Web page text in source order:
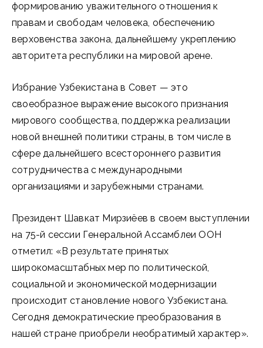
формированию уважительного отношения к
правам и свободам человека, обеспечению
верховенства закона, дальнейшему укреплению
авторитета республики на мировой арене.
Избрание Узбекистана в Совет — это
своеобразное выражение высокого признания
мирового сообщества, поддержка реализации
новой внешней политики страны, в том числе в
сфере дальнейшего всестороннего развития
сотрудничества с международными
организациями и зарубежными странами.
Президент Шавкат Мирзиёев в своем выступлении
на 75-й сессии Генеральной Ассамблеи ООН
отметил: «В результате принятых
широкомасштабных мер по политической,
социальной и экономической модернизации
происходит становление нового Узбекистана.
Сегодня демократические преобразования в
нашей стране приобрели необратимый характер».